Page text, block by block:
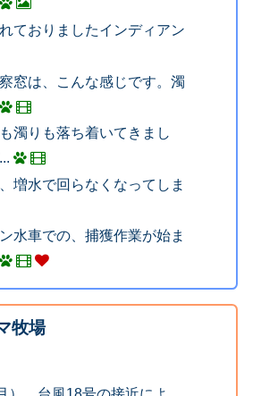
ておりましたインディアン
窓は、こんな感じです。濁
濁りも落ち着いてきまし
増水で回らなくなってしま
水車での、捕獲作業が始ま
牧場